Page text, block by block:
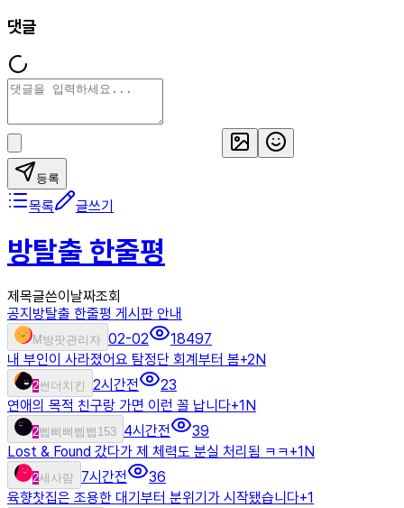
댓글
등록
목록 글쓰기
방탈출 한줄평
제목글쓴이 날짜조회
공지 방탈출 한줄평 게시판 안내
M 방팟관리자 02-02
18497
내 부인이 사라졌어요 탐정단 회계부터 봄+2 N
2썬더치킨 2시간전
23
연애의 목적 친구랑 가면 이런 꼴 납니다+1 N
2삡삐삐삡삡153 4시간전
39
Lost & Found 갔다가 제 체력도 분실 처리됨 ㅋㅋ+1 N
2세사람 7시간전
36
육향찻집은 조용한 대기부터 분위기가 시작됐습니다+1